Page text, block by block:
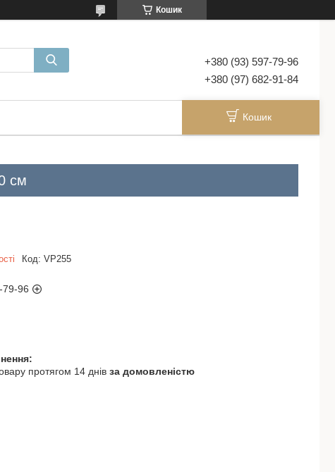
Кошик
+380 (93) 597-79-96
+380 (97) 682-91-84
Кошик
см
Код: VP255
79-96
протягом 14 днів за домовленістю